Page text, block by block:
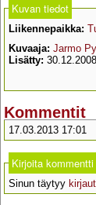
Kuvan tiedot
Liikennepaikka:
Kuvaaja: Jarmo
Lisätty:
Kommentit
17.03.2013 17:01
Kirjoita kommentti
Sinun täytyy